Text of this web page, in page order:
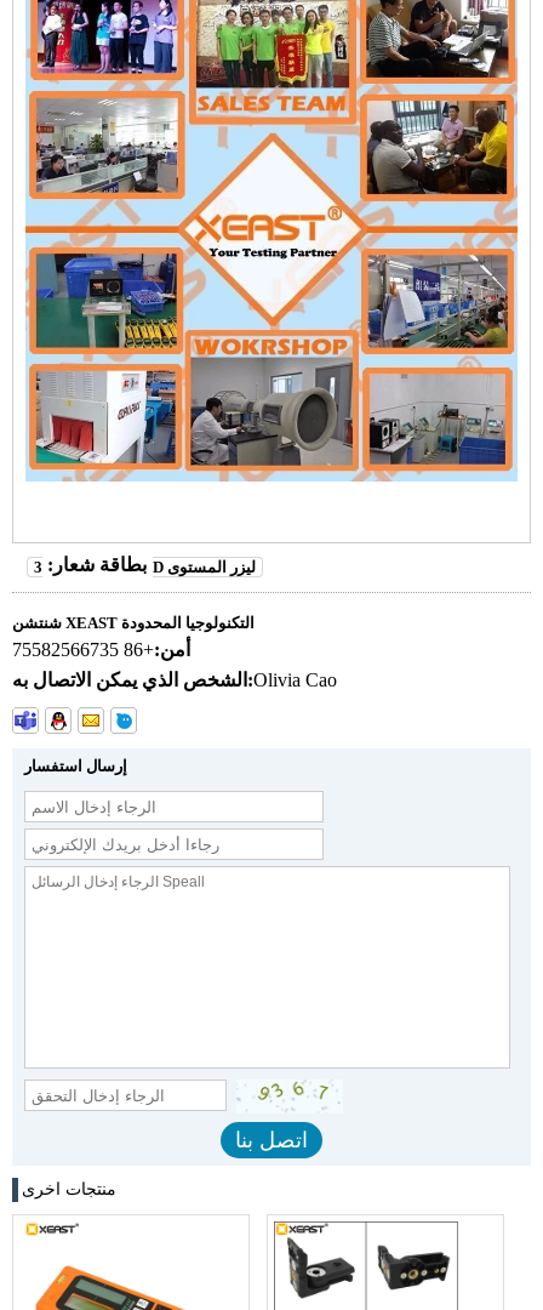
بطاقة شعار: 3D ليزر المستوى
شنتشن XEAST التكنولوجيا المحدودة
أمن:+86 75582566735
الشخص الذي يمكن الاتصال به:Olivia Cao
إرسال استفسار
منتجات اخرى